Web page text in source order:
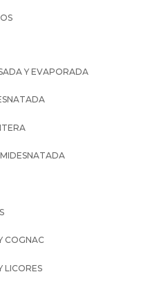
Y EVAPORADA
COGNAC
LICORES